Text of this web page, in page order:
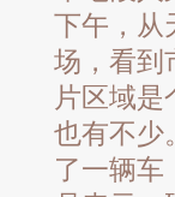
下午，从
场，看到
片区域是
也有不少
了一辆车